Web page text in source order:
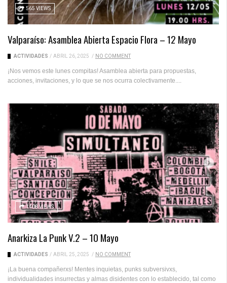
565 VIEWS
Valparaíso: Asamblea Abierta Espacio Flora – 12 Mayo
ACTIVIDADES / ABRIL 26, 2025 / NO COMMENT
¡Nos vemos este lunes compitas! Asamblea abierta para propuestas,
acciones, invitaciones, y lo que se nos ocurra colectivamente....
1408 VIEWS
Anarkiza La Punk V.2 – 10 Mayo
ACTIVIDADES / ABRIL 25, 2025 / NO COMMENT
¡La buena compañerxs! Mentes inquietas, punks subversivxs,
individualidades insurrectas y almas disidentes con lo establecido, tal como